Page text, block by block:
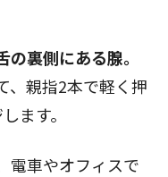
裏側にある腺。
、親指2本で軽く押
ます。
電車やオフィスで